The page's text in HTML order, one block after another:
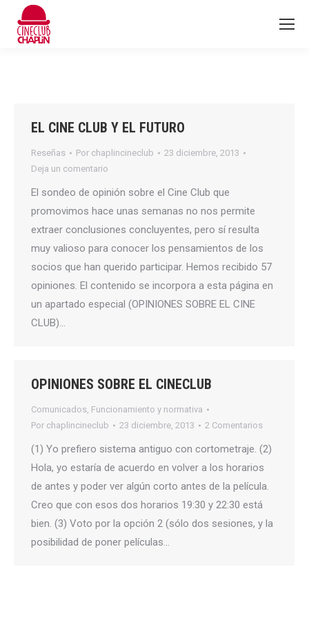
EL CINE CLUB Y EL FUTURO
Reseñas Por chaplincineclub
23 diciembre, 2013
Deja un comentario
El sondeo de opinión sobre el Cine Club que
promovimos hace unas semanas no nos permite
extraer conclusiones concluyentes, pero sí resulta
muy valioso para conocer los pensamientos de los
socios que han querido participar. Hemos recibido 57
opiniones. El contenido se incorpora a esta página en
un apartado especial (OPINIONES SOBRE EL CINE
CLUB)…
OPINIONES SOBRE EL CINECLUB
Comunicados, Funcionamiento y normativa
Por chaplincineclub 23 diciembre, 2013 2 Comentarios
(1) Yo prefiero sistema antiguo con cortometraje. (2)
Hola, yo estaría de acuerdo en volver a los horarios
de antes y poder ver algún corto antes de la película.
Creo que con esos dos horarios 19:30 y 22:30 está
bien. (3) Voto por la opción 2 (sólo dos sesiones, y la
posibilidad de poner películas…